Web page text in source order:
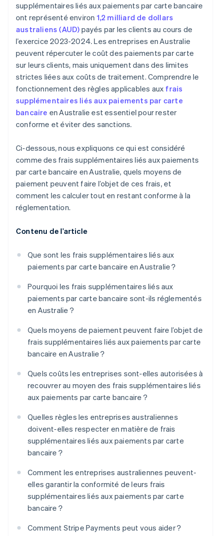
supplémentaires liés aux paiements par carte bancaire
ont représenté environ 1,2 milliard de dollars
australiens (AUD) payés par les clients au cours de
l’exercice 2023-2024. Les entreprises en Australie
peuvent répercuter le coût des paiements par carte
sur leurs clients, mais uniquement dans des limites
strictes liées aux coûts de traitement. Comprendre le
fonctionnement des règles applicables aux frais
supplémentaires liés aux paiements par carte
bancaire en Australie est essentiel pour rester
conforme et éviter des sanctions.
Ci-dessous, nous expliquons ce qui est considéré
comme des frais supplémentaires liés aux paiements
par carte bancaire en Australie, quels moyens de
paiement peuvent faire l’objet de ces frais, et
comment les calculer tout en restant conforme à la
réglementation.
Contenu de l’article
Que sont les frais supplémentaires liés aux
paiements par carte bancaire en Australie ?
Pourquoi les frais supplémentaires liés aux
paiements par carte bancaire sont-ils réglementés
en Australie ?
Quels moyens de paiement peuvent faire l’objet de
frais supplémentaires liés aux paiements par carte
bancaire en Australie ?
Quels coûts les entreprises sont-elles autorisées à
recouvrer au moyen des frais supplémentaires liés
aux paiements par carte bancaire ?
Quelles règles les entreprises australiennes
doivent-elles respecter en matière de frais
supplémentaires liés aux paiements par carte
bancaire ?
Comment les entreprises australiennes peuvent-
elles garantir la conformité de leurs frais
supplémentaires liés aux paiements par carte
bancaire ?
Comment Stripe Payments peut vous aider ?